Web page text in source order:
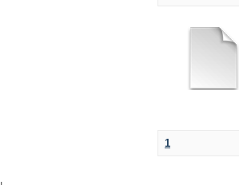
1